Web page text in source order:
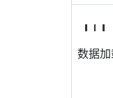
数据